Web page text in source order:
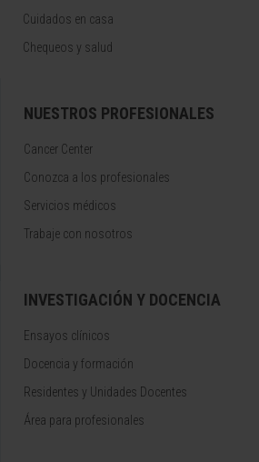
Cuidados en casa
Chequeos y salud
NUESTROS PROFESIONALES
Cancer Center
Conozca a los profesionales
Servicios médicos
Trabaje con nosotros
INVESTIGACIÓN Y DOCENCIA
Ensayos clínicos
Docencia y formación
Residentes y Unidades Docentes
Área para profesionales